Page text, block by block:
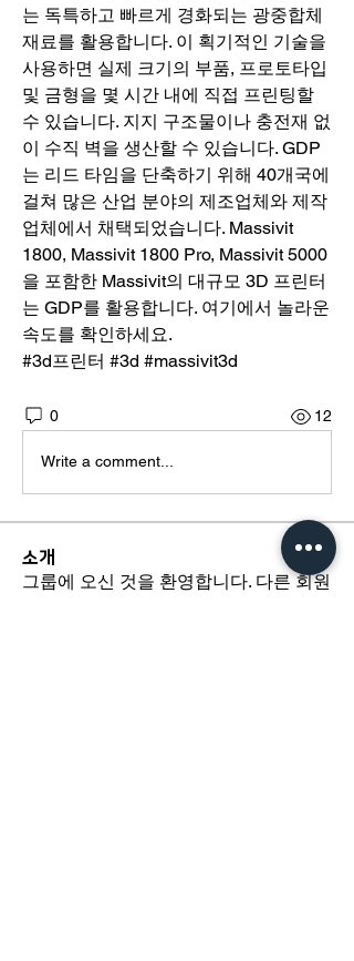
는 독특하고 빠르게 경화되는 광중합체
재료를 활용합니다. 이 획기적인 기술을
사용하면 실제 크기의 부품, 프로토타입
및 금형을 몇 시간 내에 직접 프린팅할
수 있습니다. 지지 구조물이나 충전재 없
이 수직 벽을 생산할 수 있습니다. GDP
는 리드 타임을 단축하기 위해 40개국에
걸쳐 많은 산업 분야의 제조업체와 제작
업체에서 채택되었습니다. Massivit
1800, Massivit 1800 Pro, Massivit 5000
을 포함한 Massivit의 대규모 3D 프린터
는 GDP를 활용합니다. 여기에서 놀라운
속도를 확인하세요.
#3d프린터 #3d #massivit3d
0 12
Write a comment...
소개
그룹에 오신 것을 환영합니다. 다른 회원